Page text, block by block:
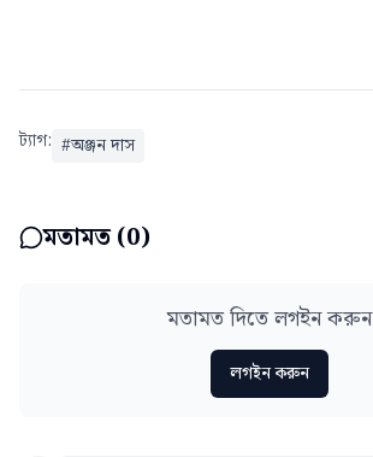
ট্যাগ: #অঞ্জন দাস
মতামত (0)
মতামত দিতে লগইন করুন
লগইন করুন